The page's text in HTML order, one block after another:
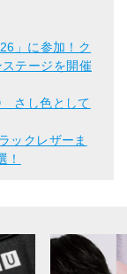
」に参加！ク
テージを開催
さし色として
ックレザーま
！